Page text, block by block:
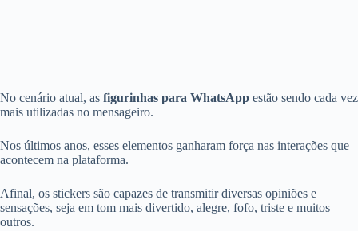
No cenário atual, as figurinhas para WhatsApp estão sendo cada vez
mais utilizadas no mensageiro.
Nos últimos anos, esses elementos ganharam força nas interações que
acontecem na plataforma.
Afinal, os stickers são capazes de transmitir diversas opiniões e
sensações, seja em tom mais divertido, alegre, fofo, triste e muitos
outros.